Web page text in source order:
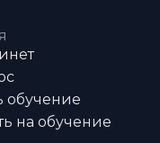
обучение
на обучение